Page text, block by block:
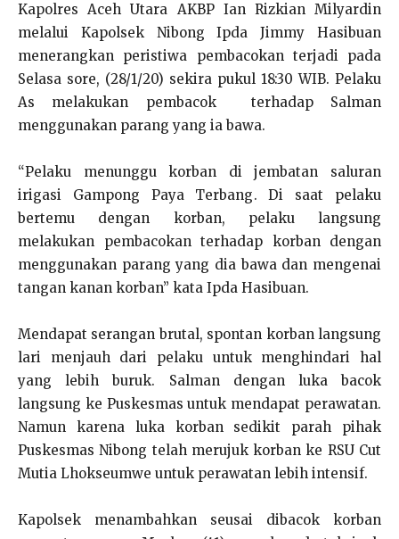
Kapolres Aceh Utara AKBP Ian Rizkian Milyardin
melalui Kapolsek Nibong Ipda Jimmy Hasibuan
menerangkan peristiwa pembacokan terjadi pada
Selasa sore, (28/1/20) sekira pukul 18:30 WIB. Pelaku
As melakukan pembacok terhadap Salman
menggunakan parang yang ia bawa.
“Pelaku menunggu korban di jembatan saluran
irigasi Gampong Paya Terbang. Di saat pelaku
bertemu dengan korban, pelaku langsung
melakukan pembacokan terhadap korban dengan
menggunakan parang yang dia bawa dan mengenai
tangan kanan korban” kata Ipda Hasibuan.
Mendapat serangan brutal, spontan korban langsung
lari menjauh dari pelaku untuk menghindari hal
yang lebih buruk. Salman dengan luka bacok
langsung ke Puskesmas untuk mendapat perawatan.
Namun karena luka korban sedikit parah pihak
Puskesmas Nibong telah merujuk korban ke RSU Cut
Mutia Lhokseumwe untuk perawatan lebih intensif.
Kapolsek menambahkan seusai dibacok korban